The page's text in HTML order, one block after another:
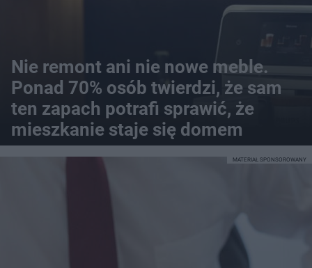
Nie remont ani nie nowe meble.
Ponad 70% osób twierdzi, że sam
ten zapach potrafi sprawić, że
mieszkanie staje się domem
MATERIAŁ SPONSOROWANY